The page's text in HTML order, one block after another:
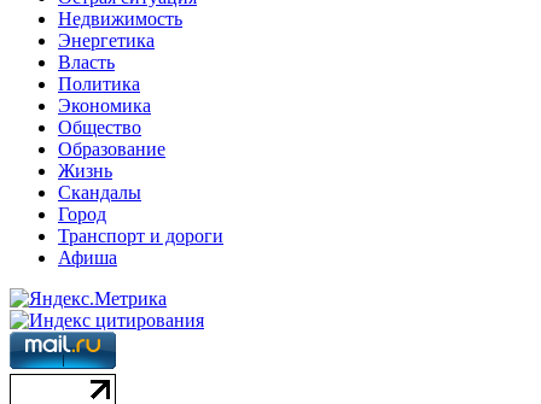
Недвижимость
Энергетика
Власть
Политика
Экономика
Общество
Образование
Жизнь
Скандалы
Город
Транспорт и дороги
Афиша